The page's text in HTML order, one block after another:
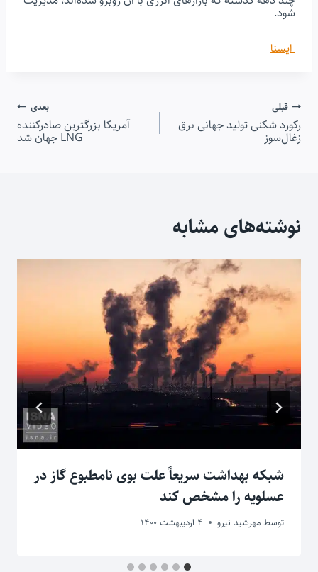
شود.
ایسنا
راهبری
نوشته
قبلی
رکورد شکنی تولید جهانی برق
زغال‌سوز
بعدی
آمریکا بزرگترین صادرکننده
LNG جهان شد
نوشته‌های مشابه
شبکه بهداشت سریعاً علت بوی نامطبوع گاز در
عسلویه را مشخص کند
توسط مهرشید نیرو 4 اردیبهشت 1400